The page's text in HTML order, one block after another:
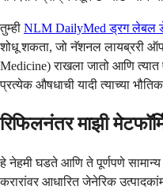
तुम्ही NLM DailyMed ड्रग लेबल
शोधू शकता, जो नॅशनल लायब्ररी
Medicine) राखला जातो आणि त्यात
प्रत्येक औषधाची यादी त्याच्या
रिफिलनंतर माझी
हे नेहमी घडते आणि ते पूर्णपणे
करारांवर आधारित जेनेरिक